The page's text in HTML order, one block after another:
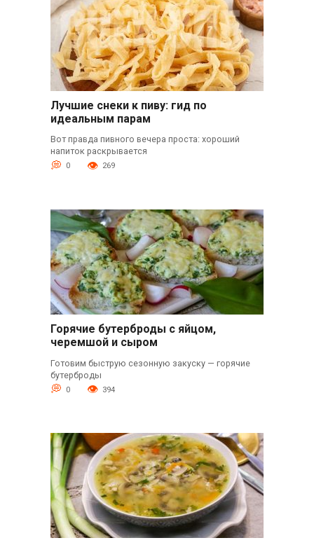
Лучшие снеки к пиву: гид по
идеальным парам
Вот правда пивного вечера проста: хороший
напиток раскрывается
0 269
Горячие бутерброды с яйцом,
черемшой и сыром
Готовим быструю сезонную закуску — горячие
бутерброды
0 394